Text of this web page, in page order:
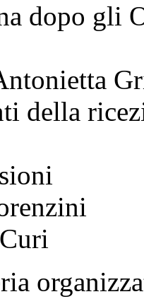
dopo gli
della